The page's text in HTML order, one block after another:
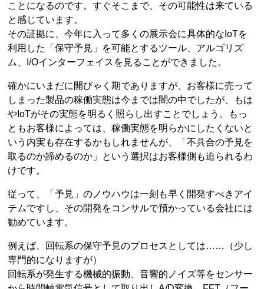
ことになるのです。すぐそこまで、その可能性は来ている
と感じています。
その証拠に、今年に入って多くの展示会に具体的なIoTを
利用した「保守予見」を可能とするツール、アルゴリズ
ム、I/Oインターフェイスを見ることができました。
確かにいまだに開びゃく期でありますが、お客様に売って
しまった製品の稼働実態は今までは闇の中でしたが、もは
やIoTがその実態を明るく照らし出すことでしょう。もっ
ともお客様によっては、稼働実態を明らかにしたくないと
いう内実も存在するかもしれませんが、「不具合の予見を
取るのか諦めるのか」という選択はお客様側も迫られるわ
けです。
従って、「予見」のノウハウは一刻も早く開発すべきアイ
テムですし、その開発をコンサルで預かっている会社には
勧めています。
例えば、回転系の保守予見のプロセスとしては……（少し
専門的になりますが）
回転系が発生する機械的振動、音響的ノイズ等をセンサー